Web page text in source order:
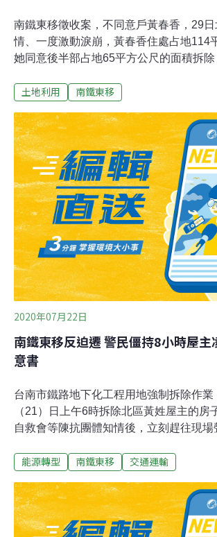
南鐵東移徵收案，不同意戶黃春香，29
情、一度激動淚崩，黃春香住處占地114
她同意後半部占地65平方公尺的面積拆
屋的前半部要怎麼上下樓？聲援團體主張
留下來。鐵道局則是直接回應無法保留，
「連續壁」，也就是擋土工程施作。黃
怪手會何時動工，鐵道局官員不願正面回
示，房子的1、2樓是自住，3、4樓是租
病的房客也不願看到安身的住所被怪手
不敢出門前往醫院開刀。
土地利用 南鐵東移
2020年07月22日
南鐵東移反迫遷 警民僵持8小時屋主
意書
台南市鐵路地下化工程用地強制拆除作業
（21）日上午6時拆除北區黃姓屋主的房
自救會等陳抗團體知情後，立刻趕往現
括黃姓屋主的2戶以及台南市東區3戶。屋
為9月20日。黃春香坦言，若不簽下同意
被拆掉，也不忍看到高齡老母親，以及
苦。她也質疑，公共建設可以用公有地
能源轉型 南鐵東移 交通運輸